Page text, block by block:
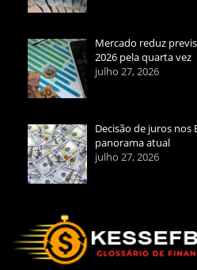
Mercado reduz
2026 pela quarta vez
julho 27, 2026
Decisão de juros nos
panorama atual
julho 27, 2026